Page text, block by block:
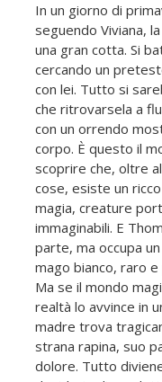
In un giorno di
seguendo Viviana,
una gran cotta. Si
cercando un
con lei. Tutto si
che ritrovarsela a
con un orrendo
corpo. È questo il
scoprire che, oltre
cose, esiste un
magia, creature
immaginabili. E
parte, ma occupa
mago bianco, raro
Ma se il mondo
realtà lo avvince in
madre trova
strana rapina, suo
dolore. Tutto